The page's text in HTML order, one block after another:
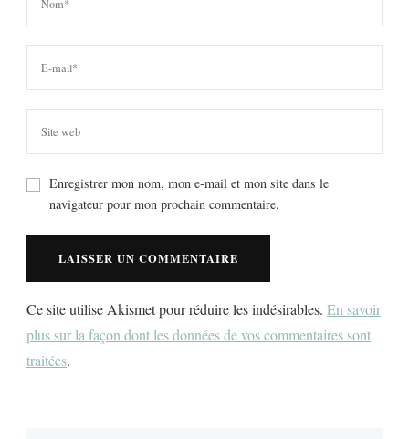
Enregistrer mon nom, mon e-mail et mon site dans le
navigateur pour mon prochain commentaire.
Ce site utilise Akismet pour réduire les indésirables. En savoir
plus sur la façon dont les données de vos commentaires sont
traitées.